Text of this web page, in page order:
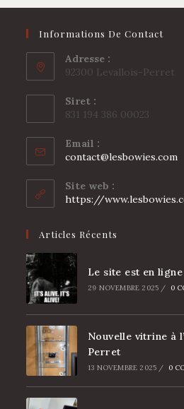
Informations De Contact
Adresse :
92300 Levallois-Perret
Siret :
831 194 386 00023
Email :
contact@lesbowies.com
Site web :
https://
Articles Récents
Le site est en ligne
29 NOVEMBRE 2025 / 0
Nouvelle vitrine à
Perret
13 NOVEMBRE 2025 / 0